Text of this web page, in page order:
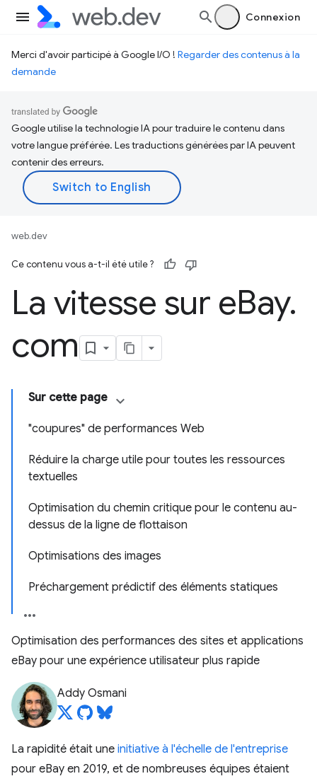
Connexion
Merci d'avoir participé à Google I/O ! Regarder des contenus à la
demande
Google utilise la technologie IA pour traduire le contenu dans
votre langue préférée. Les traductions générées par IA peuvent
contenir des erreurs.
web.dev
Ce contenu vous a-t-il été utile ?
La vitesse sur eBay.
com
Sur cette page
"coupures" de performances Web
Réduire la charge utile pour toutes les ressources
textuelles
Optimisation du chemin critique pour le contenu au-
dessus de la ligne de flottaison
Optimisations des images
Préchargement prédictif des éléments statiques
Optimisation des performances des sites et applications
eBay pour une expérience utilisateur plus rapide
Addy Osmani
La rapidité était une initiative à l'échelle de l'entreprise
pour eBay en 2019, et de nombreuses équipes étaient